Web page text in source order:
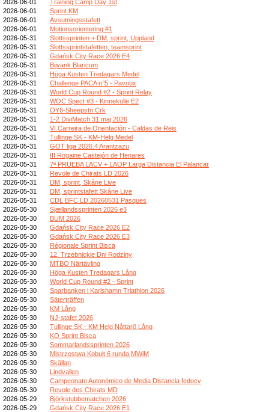
2026-06-01
Training Camp Day 1st
2026-06-01
Sprint KM
2026-06-01
Avsutningsstafett
2026-06-01
Motionsorientering #1
2026-05-31
Slottssprinten + DM, sprint, Uppland
2026-05-31
Slottssprintstafetten, teamsprint
2026-05-31
Gdańsk City Race 2026 E4
2026-05-31
Bijvank Blaricum
2026-05-31
Höga Kusten Tredagars Medel
2026-05-31
Challenge PACA n°5 - Pavoux
2026-05-31
World Cup Round #2 - Sprint Relay
2026-05-31
WOC Spect #3 - Kinnekulle E2
2026-05-31
OY6-Sheepstn Crk
2026-05-31
1-2 DiviMatch 31 maj 2026
2026-05-31
VI Carreira de Orientación - Caldas de Reis
2026-05-31
Tullinge SK - KM-Helg Medel
2026-05-31
GOT liga 2026.4 Arantzazu
2026-05-31
III Rogaine Castejón de Henares
2026-05-31
7ª PRUEBA LACV + LAOP Larga Distancia El Palancar
2026-05-31
Revole de Chirats LD 2026
2026-05-31
DM, sprint, Skåne Live
2026-05-31
DM, sprintstafett Skåne Live
2026-05-31
CDL BFC LD 20260531 Pasques
2026-05-30
Sjællandssprinten 2026 e3
2026-05-30
BUM 2026
2026-05-30
Gdańsk City Race 2026 E2
2026-05-30
Gdańsk City Race 2026 E3
2026-05-30
Régionale Sprint Bisca
2026-05-30
12. Trzebnickie Dni Rodziny
2026-05-30
MTBO Närtävling
2026-05-30
Höga Kusten Tredagars Lång
2026-05-30
World Cup Round #2 - Sprint
2026-05-30
Sparbanken i Karlshamn Triathlon 2026
2026-05-30
Säterträffen
2026-05-30
KM Lång
2026-05-30
NJ-stafet 2026
2026-05-30
Tullinge SK - KM Helg Nåttarö Lång
2026-05-30
KO Sprint Bisca
2026-05-30
Sommarlandssprinten 2026
2026-05-30
Mistrzostwa Kobułt 6 runda MWiM
2026-05-30
Skällan
2026-05-30
Lindvallen
2026-05-30
Campeonato Autonómico de Media Distancia fedocv
2026-05-30
Revole des Chirats MD
2026-05-29
Björkstubbematchen 2026
2026-05-29
Gdańsk City Race 2026 E1